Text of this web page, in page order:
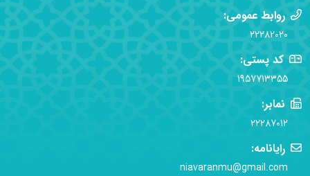
روابط عمومی:
22282020
کد پستی:
1957713355
نمابر:
22287012
رایانامه:
niavaranmu@gmail.com